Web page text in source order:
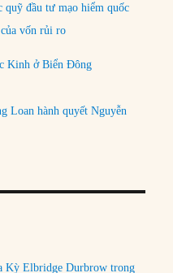
quỹ đầu tư mạo hiểm quốc
vốn rủi ro
Kinh ở Biển Đông
Loan hành quyết Nguyễn
Kỳ Elbridge Durbrow trong